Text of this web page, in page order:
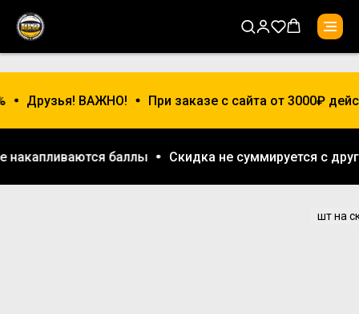
Друзья! ВАЖНО! При заказе с сайта от 3000₽
накапливаются баллы Скидка не суммируется с